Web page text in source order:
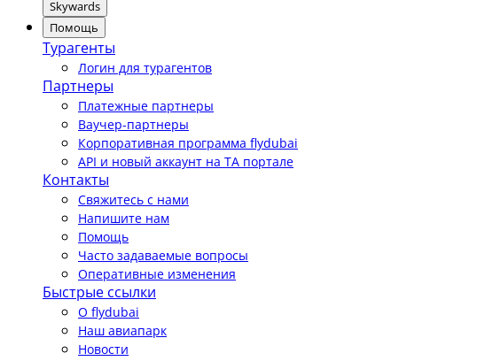
Skywards
Помощь
Турагенты
Логин для турагентов
Партнеры
Платежные партнеры
Ваучер-партнеры
Корпоративная программа flydubai
API и новый аккаунт на TA портале
Контакты
Свяжитесь с нами
Напишите нам
Помощь
Часто задаваемые вопросы
Оперативные изменения
Быстрые ссылки
О flydubai
Наш авиапарк
Новости